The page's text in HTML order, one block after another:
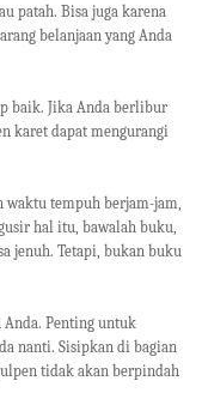
patah. Bisa juga karena
belanjaan yang Anda
baik. Jika Anda berlibur
karet dapat mengurangi
waktu tempuh berjam-jam,
hal itu, bawalah buku,
jenuh. Tetapi, bukan buku
Penting untuk
nanti. Sisipkan di bagian
tidak akan berpindah